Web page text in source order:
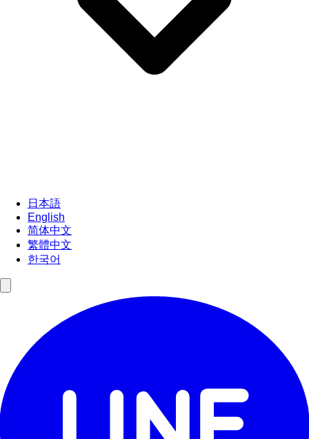
日本語
English
简体中文
繁體中文
한국어